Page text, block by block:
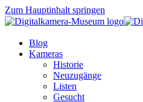
Zum Hauptinhalt springen
Blog
Kameras
Historie
Neuzugänge
Listen
Gesucht